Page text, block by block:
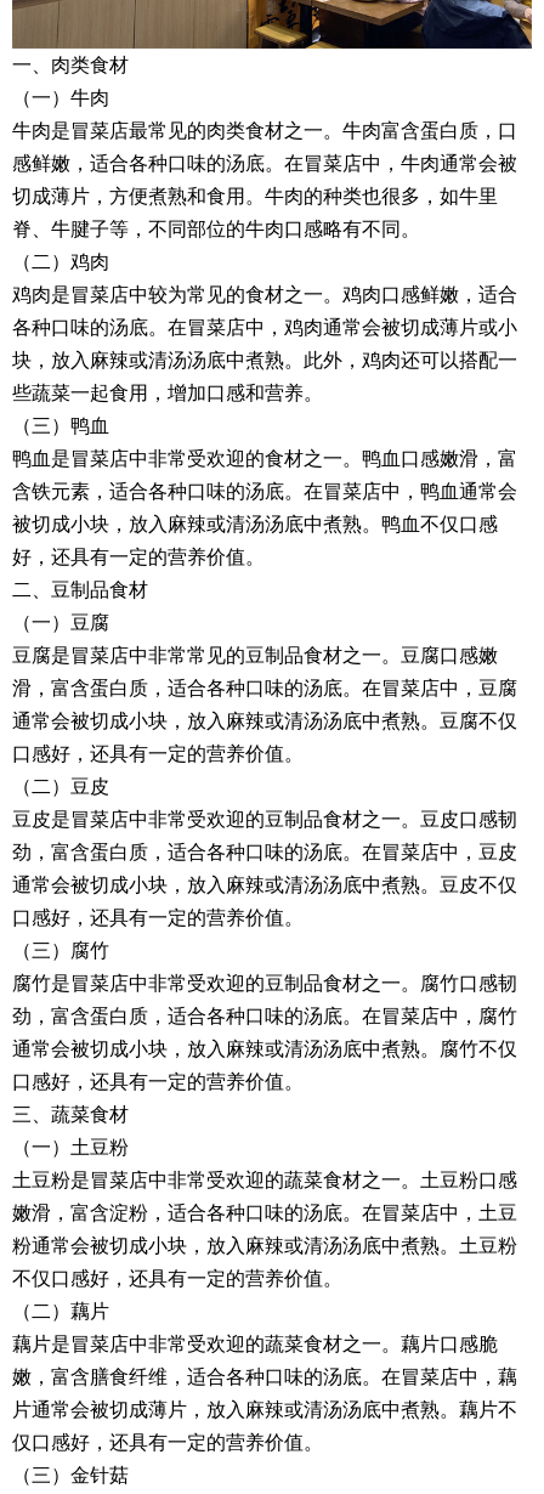
一、肉类食材
（一）牛肉
牛肉是冒菜店最常见的肉类食材之一。牛肉富含蛋白质，口
感鲜嫩，适合各种口味的汤底。在冒菜店中，牛肉通常会被
切成薄片，方便煮熟和食用。牛肉的种类也很多，如牛里
脊、牛腱子等，不同部位的牛肉口感略有不同。
（二）鸡肉
鸡肉是冒菜店中较为常见的食材之一。鸡肉口感鲜嫩，适合
各种口味的汤底。在冒菜店中，鸡肉通常会被切成薄片或小
块，放入麻辣或清汤汤底中煮熟。此外，鸡肉还可以搭配一
些蔬菜一起食用，增加口感和营养。
（三）鸭血
鸭血是冒菜店中非常受欢迎的食材之一。鸭血口感嫩滑，富
含铁元素，适合各种口味的汤底。在冒菜店中，鸭血通常会
被切成小块，放入麻辣或清汤汤底中煮熟。鸭血不仅口感
好，还具有一定的营养价值。
二、豆制品食材
（一）豆腐
豆腐是冒菜店中非常常见的豆制品食材之一。豆腐口感嫩
滑，富含蛋白质，适合各种口味的汤底。在冒菜店中，豆腐
通常会被切成小块，放入麻辣或清汤汤底中煮熟。豆腐不仅
口感好，还具有一定的营养价值。
（二）豆皮
豆皮是冒菜店中非常受欢迎的豆制品食材之一。豆皮口感韧
劲，富含蛋白质，适合各种口味的汤底。在冒菜店中，豆皮
通常会被切成小块，放入麻辣或清汤汤底中煮熟。豆皮不仅
口感好，还具有一定的营养价值。
（三）腐竹
腐竹是冒菜店中非常受欢迎的豆制品食材之一。腐竹口感韧
劲，富含蛋白质，适合各种口味的汤底。在冒菜店中，腐竹
通常会被切成小块，放入麻辣或清汤汤底中煮熟。腐竹不仅
口感好，还具有一定的营养价值。
三、蔬菜食材
（一）土豆粉
土豆粉是冒菜店中非常受欢迎的蔬菜食材之一。土豆粉口感
嫩滑，富含淀粉，适合各种口味的汤底。在冒菜店中，土豆
粉通常会被切成小块，放入麻辣或清汤汤底中煮熟。土豆粉
不仅口感好，还具有一定的营养价值。
（二）藕片
藕片是冒菜店中非常受欢迎的蔬菜食材之一。藕片口感脆
嫩，富含膳食纤维，适合各种口味的汤底。在冒菜店中，藕
片通常会被切成薄片，放入麻辣或清汤汤底中煮熟。藕片不
仅口感好，还具有一定的营养价值。
（三）金针菇